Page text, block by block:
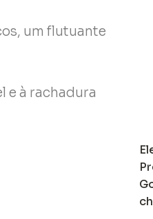
um flutuante
e à rachadura